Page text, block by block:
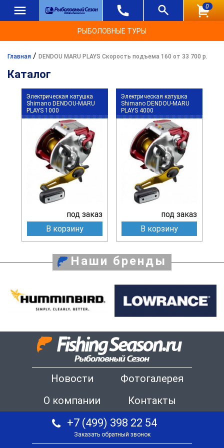
0
РЫБОЛОВНЫЕ ТУРЫ
Главная / DENDOU MARU PLAYS Скорость подъема 160 от 33 700 р.
Каталог
Электрическая катушка
Shimano DENDOU-MARU
PLAYS 1000
под заказ
В корзину
Электрическая катушка
Shimano DENDOU-MARU
PLAYS 4000
под заказ
В корзину
Наши бренды
Новости
Фотогалерея
О компании
Контакты
+7 (499) 398 22 54
Заказать обратный звонок